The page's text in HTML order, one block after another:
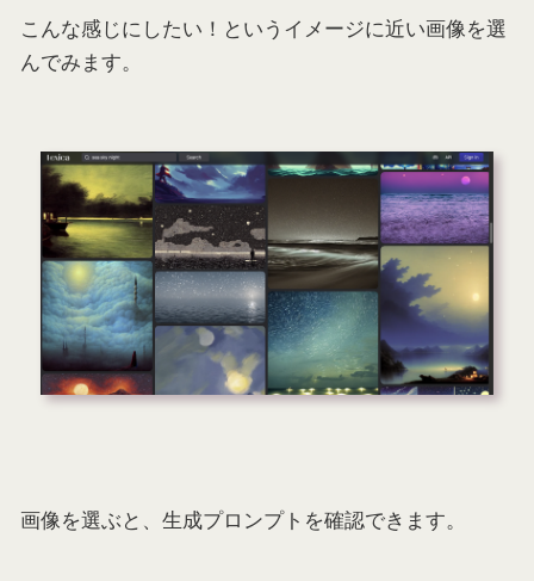
こんな感じにしたい！というイメージに近い画像を選
んでみます。
画像を選ぶと、生成プロンプトを確認できます。